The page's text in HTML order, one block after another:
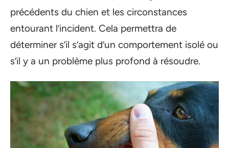
précédents du chien et les circonstances
entourant l’incident. Cela permettra de
déterminer s’il s’agit d’un comportement isolé ou
s’il y a un problème plus profond à résoudre.